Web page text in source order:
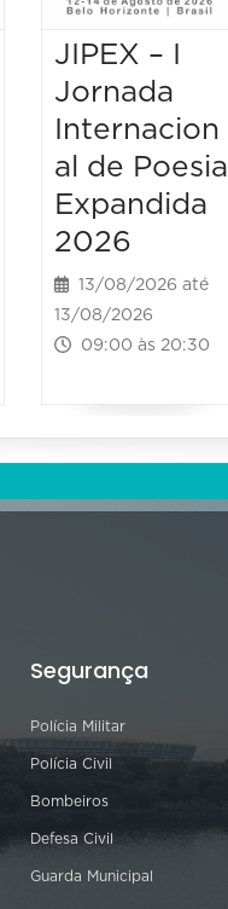
JIPEX – I
Jornada
Internacion
al de Poesia
Expandida
2026
13/08/2026 até
13/08/2026
09:00 às 20:30
Segurança
Polícia Militar
Polícia Civil
Bombeiros
Defesa Civil
Guarda Municipal